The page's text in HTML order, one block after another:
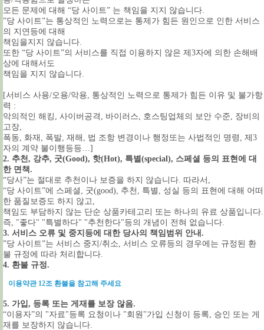
모든 문제에 대해 “당 사이트” 는 책임을 지지 않습니다.
”당 사이트”는 통상적인 노력으로는 통제가 힘든 원인으로 인한 서비스
의 지연등에 대해
책임을지지 않습니다.
또한 “당 사이트”의 서비스를 직접 이용하지 않은 제3자에 의한 손해배
상에 대해서도
책임을 지지 않습니다.
[서비스 사용/오용/악용, 통상적인 노력으로 통제가 힘든 이유 및 불가항
력 :
악의적인 해킹, 사이버공격, 바이러스, 호스팅업체의 보안 수준, 장비의
고장,
폭동, 화재, 폭발, 재해, 법 조항 변경이나 행정또는 사법적인 명령, 제3
자의 계약 불이행등등…]
2. 추천, 강추, 굿(Good), 핫(Hot), 특별(special), 스페셜 등의 표현에 대
한 면책.
“당사”는 절대로 추천이나 보증을 하지 않습니다. 따라서,
“당 사이트”에 스페셜, 굿(good), 추천, 특별, 성실 등의 표현에 대해 어떠
한 품질보증도 하지 않고,
책임도 부담하지 않는 단순 상품카테고리 또는 하나의 유료 상품입니다.
즉, "좋다" "특별하다" "추천한다"등의 개념이 전혀 없습니다.
3. 서비스 오류 및 중지등에 대한 당사의 책임범위 안내.
”당 사이트”는 서비스 중지/취소, 서비스 오류등의 경우에는 규정된 환
불 규정에 따라 처리합니다.
4. 환불 규정.
이용약관 12조 환불을 참고해 주세요
5. 가입, 등록 또는 게재를 보장 않음.
“이용자”의 "자료"등록 요청이나 "회원"가입 신청이 등록, 승인 또는 게
재를 보장하지 않습니다.